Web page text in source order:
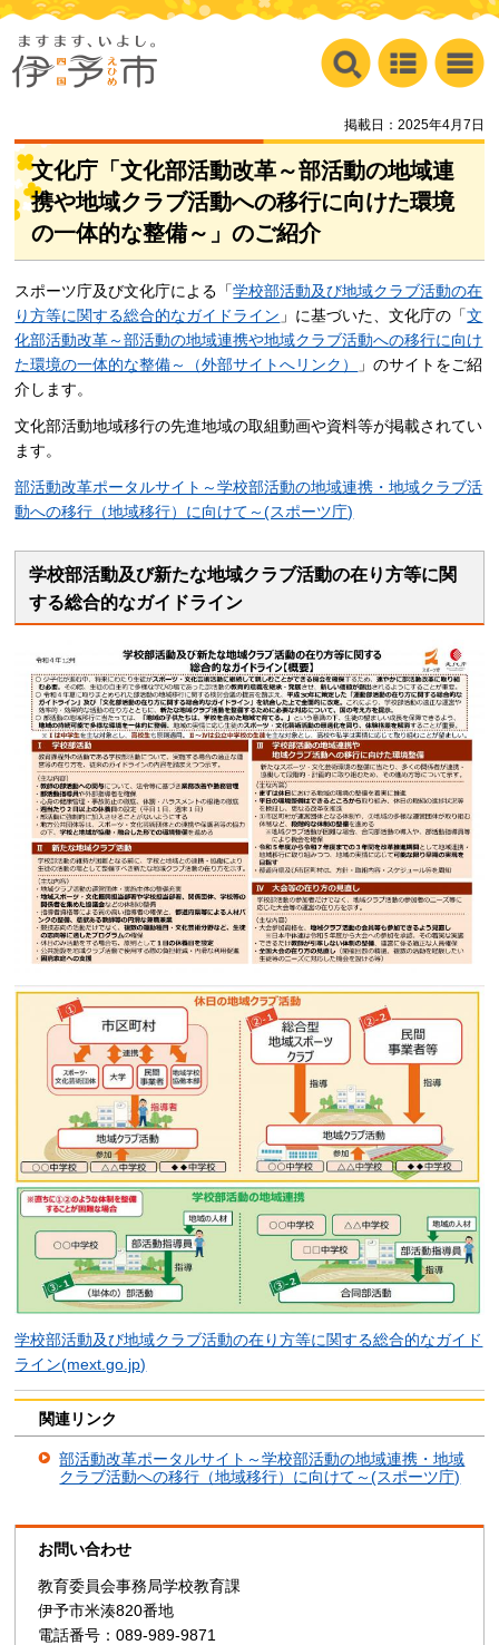
掲載日：2025年4月7日
文化庁「文化部活動改革～部活動の地域連
携や地域クラブ活動への移行に向けた環境
の一体的な整備～」のご紹介
スポーツ庁及び文化庁による「学校部活動及び地域クラブ活動の在
り方等に関する総合的なガイドライン 」に基づいた、文化庁の「文
化部活動改革～部活動の地域連携や地域クラブ活動への移行に向け
た環境の一体的な整備～（外部サイトへリンク）
」のサイトをご紹
介します。
文化部活動地域移行の先進地域の取組動画や資料等が掲載されてい
ます。
部活動改革ポータルサイト～学校部活動の地域連携・地域クラブ活
動への移行（地域移行）に向けて～(スポーツ庁)
学校部活動及び新たな地域クラブ活動の在り方等に関
する総合的なガイドライン
学校部活動及び地域クラブ活動の在り方等に関する総合的なガイド
ライン(mext.go.jp)
関連リンク
部活動改革ポータルサイト～学校部活動の地域連携・地域
クラブ活動への移行（地域移行）に向けて～(スポーツ庁)
お問い合わせ
教育委員会事務局学校教育課
伊予市米湊820番地
電話番号：089-989-9871